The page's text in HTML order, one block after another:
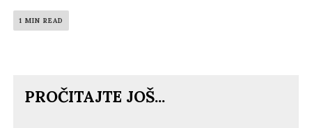
1 MIN READ
PROČITAJTE JOŠ...